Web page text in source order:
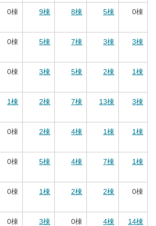
0棟 9棟 8棟 5棟 0棟
0棟 5棟 7棟 3棟 3棟
0棟 3棟 5棟 2棟 1棟
1棟 2棟 7棟 13棟 3棟
0棟 2棟 4棟 1棟 1棟
0棟 5棟 4棟 7棟 1棟
0棟 1棟 2棟 2棟 0棟
0棟 3棟 0棟 4棟 14棟